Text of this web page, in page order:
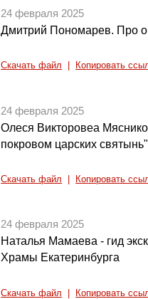
24 февраля 2025
Дмитрий Пономарев. Про
Скачать файл Копировать
24 февраля 2025
Олеся Викторовеа
покровом царских святынь"
Скачать файл Копировать
24 февраля 2025
Наталья Мамаева - гид
Храмы Екатеринбурга
Скачать файл Копировать